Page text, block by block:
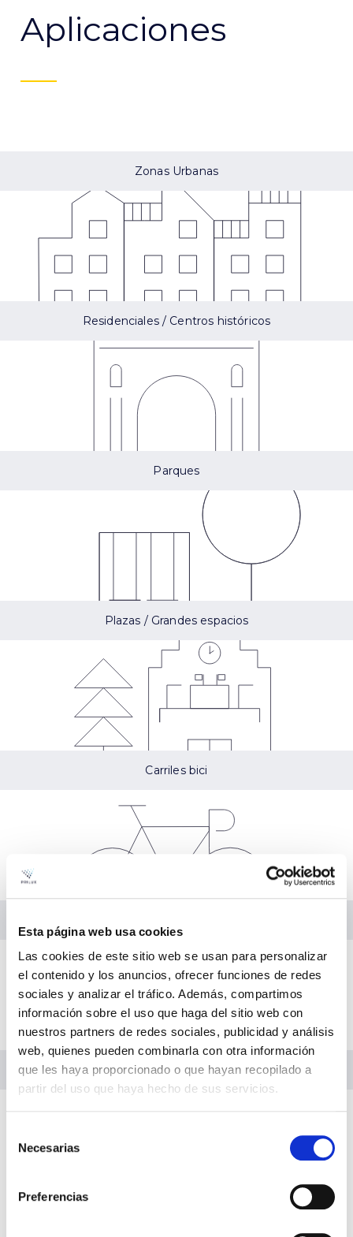
Esta página web usa cookies
Las cookies de este sitio web se usan para personalizar
el contenido y los anuncios, ofrecer funciones de redes
sociales y analizar el tráfico. Además, compartimos
información sobre el uso que haga del sitio web con
nuestros partners de redes sociales, publicidad y análisis
web, quienes pueden combinarla con otra información
que les haya proporcionado o que hayan recopilado a
partir del uso que haya hecho de sus servicios.
Necesarias
Preferencias
Aplicaciones
Zonas Urbanas
Residenciales / Centros históricos
Parques
Plazas / Grandes espacios
Carriles bici
Fachada Jardín